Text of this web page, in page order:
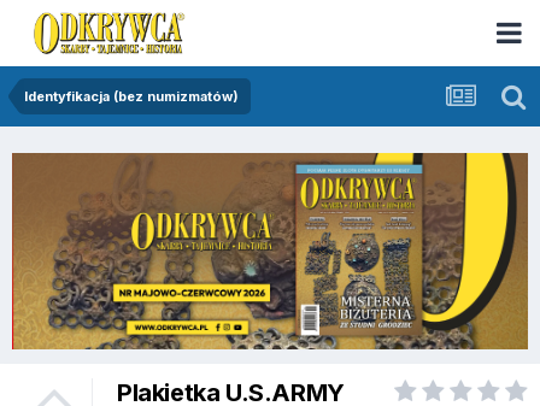
Identyfikacja (bez numizmatów)
Plakietka U.S.ARMY